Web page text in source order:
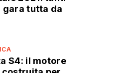
gara tutta da
S4: il motore